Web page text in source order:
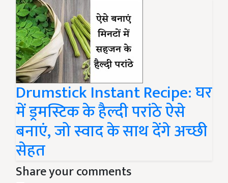
Drumstick Instant Recipe: घर
में ड्रमस्टिक के हैल्दी परांठे ऐसे
बनाएं, जो स्वाद के साथ देंगे अच्छी
सेहत
Share your comments